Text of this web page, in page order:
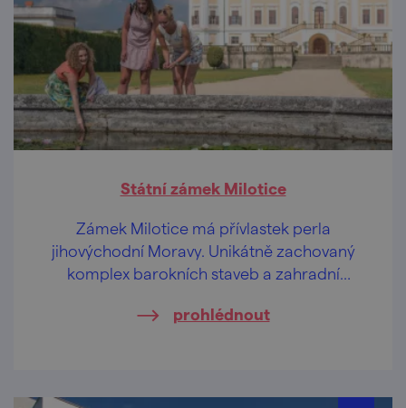
Státní zámek Milotice
Zámek Milotice má přívlastek perla
jihovýchodní Moravy. Unikátně zachovaný
komplex barokních staveb a zahradní
prohlédnout